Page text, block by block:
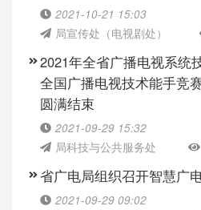
2021-10-21 15:03
局宣传处（电视剧处）
2021年全省广播电视系统
全国广播电视技术能手竞
圆满结束
2021-09-29 15:32
局科技与公共服务处
省广电局组织召开智慧广
2021-09-29 09:02